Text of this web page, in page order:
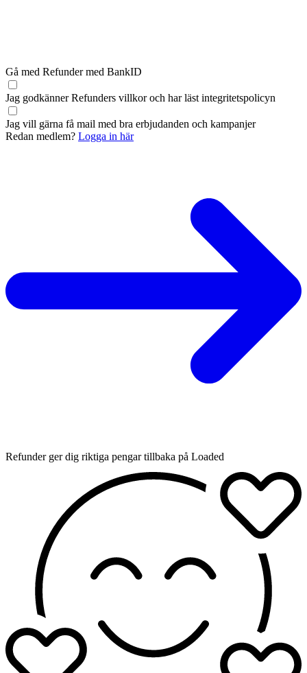
Gå med Refunder med BankID
Jag godkänner Refunders villkoroch har läst integritetspolicyn
Jag vill gärna få mail med bra erbjudanden och kampanjer
Redan medlem? Logga in här
Refunder ger dig riktiga pengar tillbaka på Loaded